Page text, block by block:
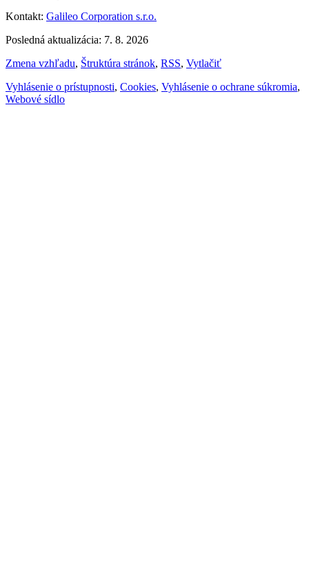
Kontakt: Galileo Corporation s.r.o.
Posledná aktualizácia: 7. 8. 2026
Zmena vzhľadu, Štruktúra stránok, RSS, Vytlačiť
Vyhlásenie o prístupnosti, Cookies, Vyhlásenie o ochrane súkromia,
Webové sídlo